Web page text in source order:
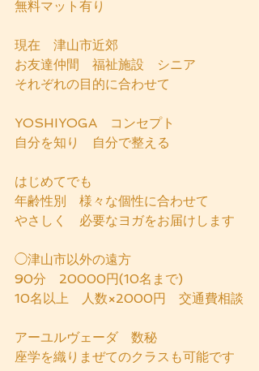
無料マット有り
現在　津山市近郊
お友達仲間　福祉施設　シニア
それぞれの目的に合わせて
YOSHIYOGA　コンセプト
自分を知り　自分で整える
はじめてでも
年齢性別　様々な個性に合わせて
やさしく　必要なヨガをお届けします
◯津山市以外の遠方
90分　20000円(10名まで)
10名以上　人数×2000円　交通費相談
アーユルヴェーダ　数秘
座学を織りまぜてのクラスも可能です